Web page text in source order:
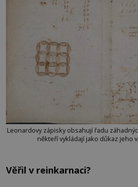
Leonardovy zápisky obsahují řadu
někteří vykládají jako důkaz jeho
Věřil v reinkarnaci?